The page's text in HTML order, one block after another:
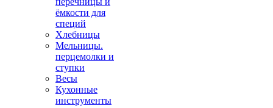
ёмкости для
специй
Хлебницы
Мельницы.
перцемолки и
ступки
Весы
Кухонные
инструменты